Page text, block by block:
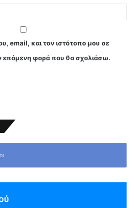
email, και τον ιστότοπο μου σε
επόμενη φορά που θα σχολιάσω.